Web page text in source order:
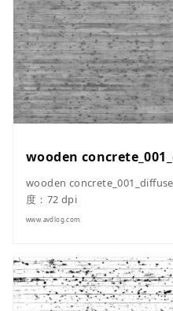
wooden
wooden
度：72 dpi
www.avdlog.com